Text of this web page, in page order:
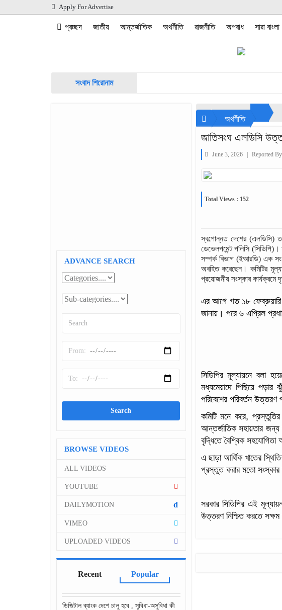
Apply For Advertise
প্রচ্ছদ জাতীয় আন্তর্জাতিক অর্থনীতি রাজনীতি অপরাধ সারা বাংলা
সংবাদ শিরোনাম
ADVANCE SEARCH
BROWSE VIDEOS
ALL VIDEOS
YOUTUBE
DAILYMOTION d
VIMEO
UPLOADED VIDEOS
Recent Popular
ডিজিটাল ব্যাংক দেশে চালু হবে , সুবিধা-অসুবিধা কী
অর্থনীতি
জাতিসংঘ এলডিসি
June 3, 2026 Reported
Total Views : 152
স্বল্পোন্নত দেশের (এলডিসি)
ডেভেলপমেন্ট পলিসি
সম্পর্ক বিভাগ (ইআরডি) এক
অবহিত করেছেন। কমিটির
প্রয়োজনীয় সংস্কার কার্যক্রমে
এর আগে গত ১৮ ফেব্রুয়ারি
জানায়। পরে ৬ এপ্রিল
সিডিপির মূল্যায়নে বলা
মধ্যমেয়াদে পিছিয়ে
পরিবেশের পরিবর্তন উত্তরণ
কমিটি মনে করে,
আন্তর্জাতিক সহায়তার জন্য
বৃদ্ধিতে বৈশ্বিক
এ ছাড়া আর্থিক খাতের
প্রস্তুত করার মতো সংস্কার
সরকার সিডিপির এই
উত্তরণ নিশ্চিত করতে সক্ষম